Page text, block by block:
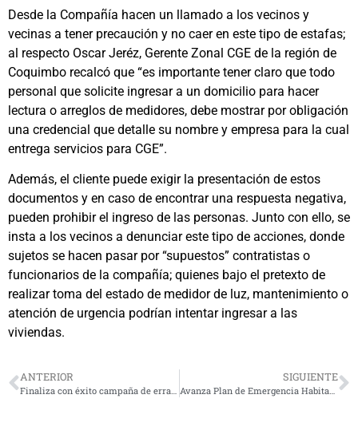
Desde la Compañía hacen un llamado a los vecinos y
vecinas a tener precaución y no caer en este tipo de estafas;
al respecto Oscar Jeréz, Gerente Zonal CGE de la región de
Coquimbo recalcó que “es importante tener claro que todo
personal que solicite ingresar a un domicilio para hacer
lectura o arreglos de medidores, debe mostrar por obligación
una credencial que detalle su nombre y empresa para la cual
entrega servicios para CGE”.
Además, el cliente puede exigir la presentación de estos
documentos y en caso de encontrar una respuesta negativa,
pueden prohibir el ingreso de las personas. Junto con ello, se
insta a los vecinos a denunciar este tipo de acciones, donde
sujetos se hacen pasar por “supuestos” contratistas o
funcionarios de la compañía; quienes bajo el pretexto de
realizar toma del estado de medidor de luz, mantenimiento o
atención de urgencia podrían intentar ingresar a las
viviendas.
ANTERIOR
Finaliza con éxito campaña de erradicación de mosca de la fruta en Ovalle y Punitaqui
SIGUIENTE
Avanza Plan de Emergencia Habitacional en la región de Coquimbo: Entregan 300 departamentos en La Serena